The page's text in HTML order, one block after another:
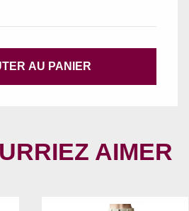
AU PANIER
AIMER